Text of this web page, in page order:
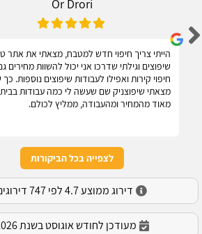
Or Drori
הייתי צריך חיפוי חדש למטבח, מצאתי את אתר
שיפוצים וגילתי שדרכו אני יכול להשוות מחירים
חיפוי קירות ואפילו לעבודות שיפוצים נוספות.
מצאתי שיפוצניק שם שעשה לי כמה עבודות
מאוד מהמחיר ומהעבודה, ממליץ לכולם.
לצפייה בכל הביקורות
דירוג ממוצע 4.7 לפי 747 דירוגים
מעודכן לחודש אוגוסט בשנת 2026